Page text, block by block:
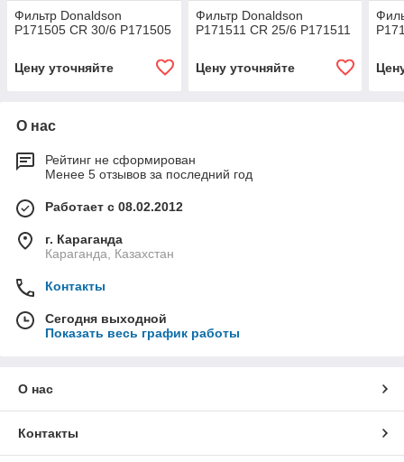
Фильтр Donaldson
P171505 CR 30/6 P171505
Цену уточняйте
Фильтр Donaldson
P171511 CR 25/6 P171511
Цену уточняйте
О нас
Рейтинг не сформирован
Менее 5 отзывов за последний год
Работает с 08.02.2012
г. Караганда
Караганда, Казахстан
Контакты
Сегодня выходной
Показать весь график работы
О нас
Контакты